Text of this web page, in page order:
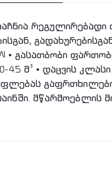
• გასათბობი
მ³ • დაცვის
მწარმოებლის